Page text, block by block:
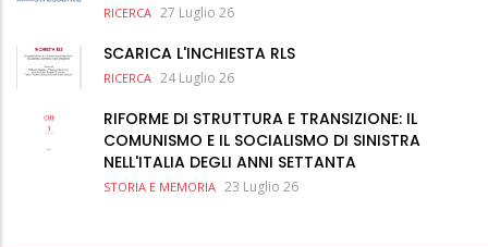
RICERCA 27 Luglio 26
SCARICA L'INCHIESTA RLS
RICERCA 24 Luglio 26
RIFORME DI STRUTTURA E TRANSIZIONE: IL
COMUNISMO E IL SOCIALISMO DI SINISTRA
NELL'ITALIA DEGLI ANNI SETTANTA
STORIA E MEMORIA 23 Luglio 26